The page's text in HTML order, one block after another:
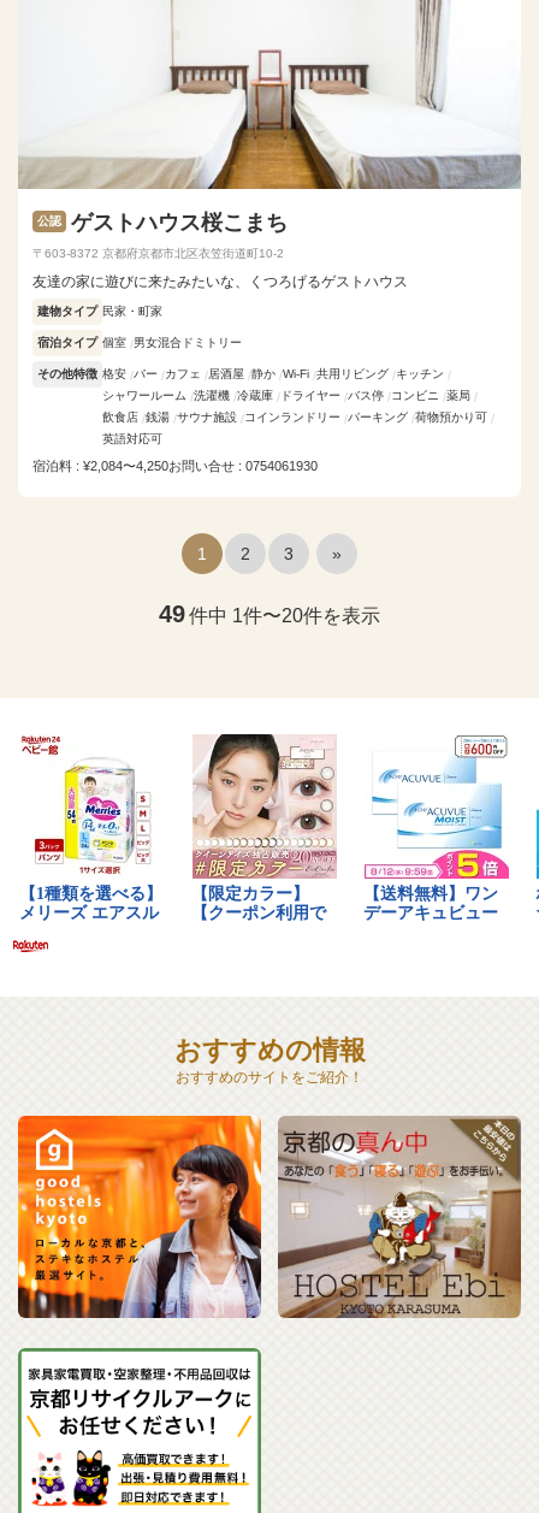
公認 ゲストハウス桜こまち
〒603-8372 京都府京都市北区衣笠街道町10-2
友達の家に遊びに来たみたいな、くつろげるゲストハウス
建物タイプ 民家・町家
宿泊タイプ 個室 男女混合ドミトリー
その他特徴 格安 バー カフェ 居酒屋 静か Wi-Fi 共用リビング
キッチン
シャワールーム
洗濯機 冷蔵庫 ドライヤー バス停 コンビニ
薬局
飲食店 銭湯 サウナ施設 コインランドリー パーキング 荷物預かり可
英語対応可
宿泊料 : ¥2,084〜4,250お問い合せ : 0754061930
1 2 3 »
49件中 1件〜20件を表示
おすすめの情報
おすすめのサイトをご紹介！